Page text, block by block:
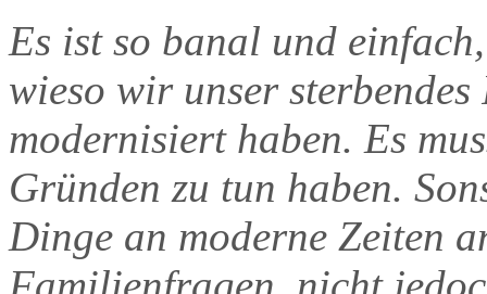
Es ist so banal und
wieso wir unser
modernisiert haben. Es
Gründen zu tun haben.
Dinge an moderne Zeiten